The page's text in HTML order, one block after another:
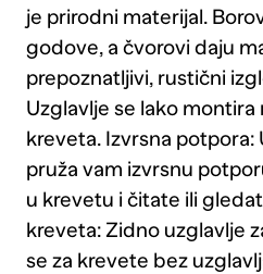
je prirodni materijal.
godove, a čvorovi daju
prepoznatljivi, rustični
Uzglavlje se lako montira
kreveta. Izvrsna potpora:
pruža vam izvrsnu
u krevetu i čitate ili
kreveta: Zidno uzglavlje
se za krevete bez